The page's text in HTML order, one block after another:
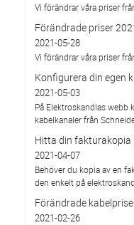
Vi förändrar våra priser
Förändrade priser
2021-05-28
Vi förändrar våra priser
Konfigurera din egen
2021-05-03
På Elektroskandias webb
kabelkanaler från
Hitta din fakturakopia
2021-04-07
Behöver du kopia av en
den enkelt på
Förändrade
2021-02-26